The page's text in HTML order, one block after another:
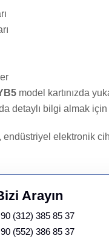
model kartınızda
detaylı bilgi almak
elektronik
Arayın
(312) 385 85 37
(552) 386 85 37